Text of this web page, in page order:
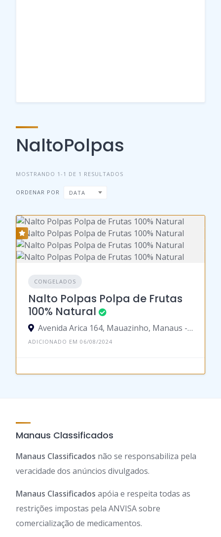
NaltoPolpas
MOSTRANDO 1-1 DE 1 RESULTADOS
ORDENAR POR DATA
CONGELADOS
Nalto Polpas Polpa de Frutas
100% Natural
Avenida Arica 164, Mauazinho, Manaus - Amazonas, 69075-000, Brasil
ADICIONADO EM 06/08/2024
Manaus Classificados
Manaus Classificados não se responsabiliza pela
veracidade dos anúncios divulgados.
Manaus Classificados apóia e respeita todas as
restrições impostas pela ANVISA sobre
comercialização de medicamentos.